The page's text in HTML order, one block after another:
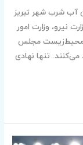
آب شرب شهر تبریز
نیرو، وزارت امور
محیط‌زیست مجلس
تنها نهادی